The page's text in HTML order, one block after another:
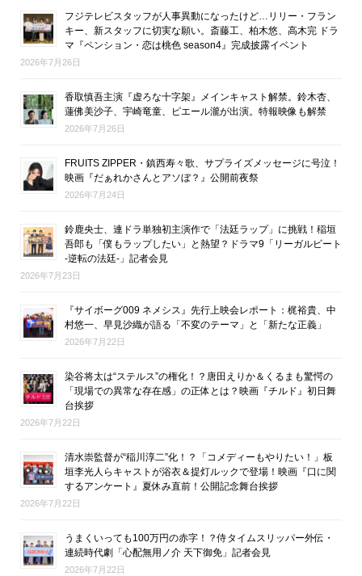
フジテレビスタッフが人事異動になったけど…リリー・フラン
キー、新スタッフに切実な願い。斎藤工、柏木悠、高木完 ドラ
マ『ペンション・恋は桃色 season4』完成披露イベント
2026年7月26日
香取慎吾主演『虚ろな十字架』メインキャスト解禁。鈴木杏、
蓮佛美沙子、宇崎竜童、ピエール瀧が出演。特報映像も解禁
2026年7月26日
FRUITS ZIPPER・鎮西寿々歌、サプライズメッセージに号泣！
映画『だぁれかさんとアソぼ？』公開前夜祭
2026年7月24日
鈴鹿央士、連ドラ単独初主演作で「法廷ラップ」に挑戦！稲垣
吾郎も「僕もラップしたい」と熱望？ドラマ9「リーガルビート
-逆転の法廷-」記者会見
2026年7月23日
『サイボーグ009 ネメシス』先行上映会レポート：梶裕貴、中
村悠一、早見沙織が語る「不変のテーマ」と「新たな正義」
2026年7月22日
染谷将太は“ステルス”の権化！？唐田えりか＆くるまも驚愕の
「現場での異常な存在感」の正体とは？映画『チルド』初日舞
台挨拶
2026年7月22日
清水崇監督が“稲川淳二”化！？「コメディーもやりたい！」板
垣李光人らキャストが浴衣＆提灯ルックで登場！映画『口に関
するアンケート』夏休み直前！公開記念舞台挨拶
2026年7月22日
うまくいっても100万円の赤字！？侍タイムスリッパー外伝・
連続時代劇「心配無用ノ介 天下御免」記者会見
2026年7月22日